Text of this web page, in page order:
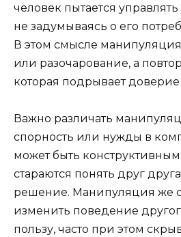
человек пытается
не задумываясь о его
В этом смысле
или разочарование, а
которая подрывает
Важно различать
спорность или нужды в
может быть
стараются понять друг
решение. Манипуляция же
изменить поведение
пользу, часто при этом